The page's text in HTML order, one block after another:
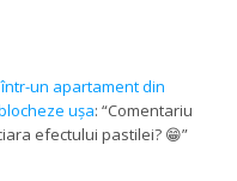
un apartament din
ușa: “Comentariu
efectului pastilei? 😁”